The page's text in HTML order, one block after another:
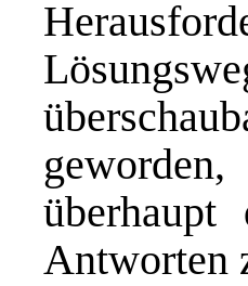
Antworten